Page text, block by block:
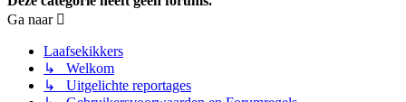
Ga naar
Laafsekikkers
↳ Welkom
↳ Uitgelichte reportages